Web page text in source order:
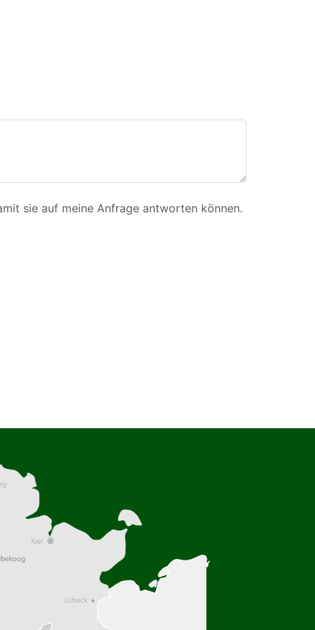
sie auf meine Anfrage antworten können.